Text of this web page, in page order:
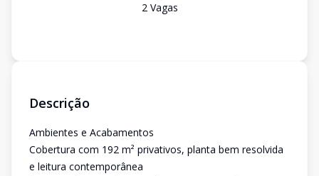
2Vagas
Descrição
Ambientes e Acabamentos
Cobertura com 192 m² privativos, planta bem resolvida
e leitura contemporânea